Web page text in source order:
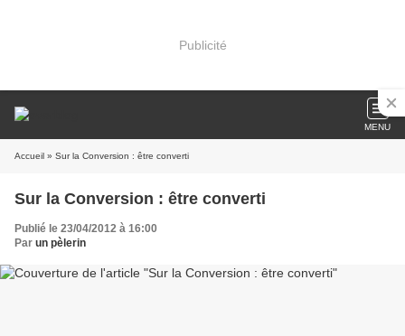
Publicité
MENU
Accueil » Sur la Conversion : être converti
Sur la Conversion : être converti
Publié le 23/04/2012 à 16:00
Par un pèlerin